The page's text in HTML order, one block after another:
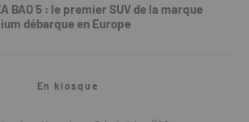
BAO 5 : le premier SUV de la marque
débarque en Europe
En kiosque